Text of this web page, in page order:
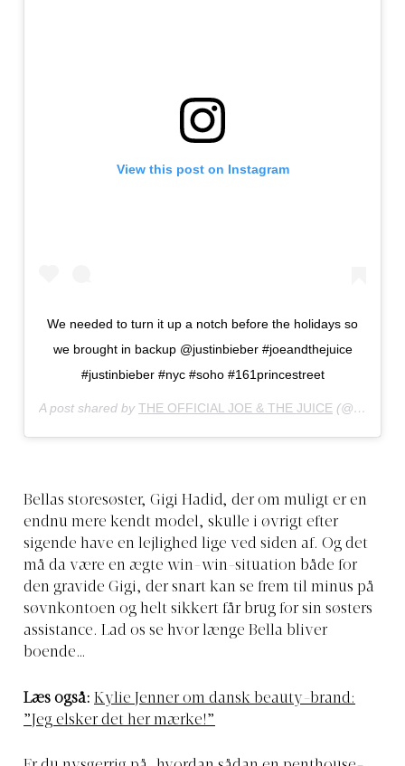
View this post on Instagram
We needed to turn it up a notch before the holidays so
we brought in backup @justinbieber #joeandthejuice
#justinbieber #nyc #soho #161princestreet
A post shared by THE OFFICIAL JOE & THE JUICE (@joeandthejuice) on
Bellas storesøster, Gigi Hadid, der om muligt er en
endnu mere kendt model, skulle i øvrigt efter
sigende have en lejlighed lige ved siden af. Og det
må da være en ægte win-win-situation både for
den gravide Gigi, der snart kan se frem til minus på
søvnkontoen og helt sikkert får brug for sin søsters
assistance. Lad os se hvor længe Bella bliver
boende…
Læs også: Kylie Jenner om dansk beauty-brand:
”Jeg elsker det her mærke!”